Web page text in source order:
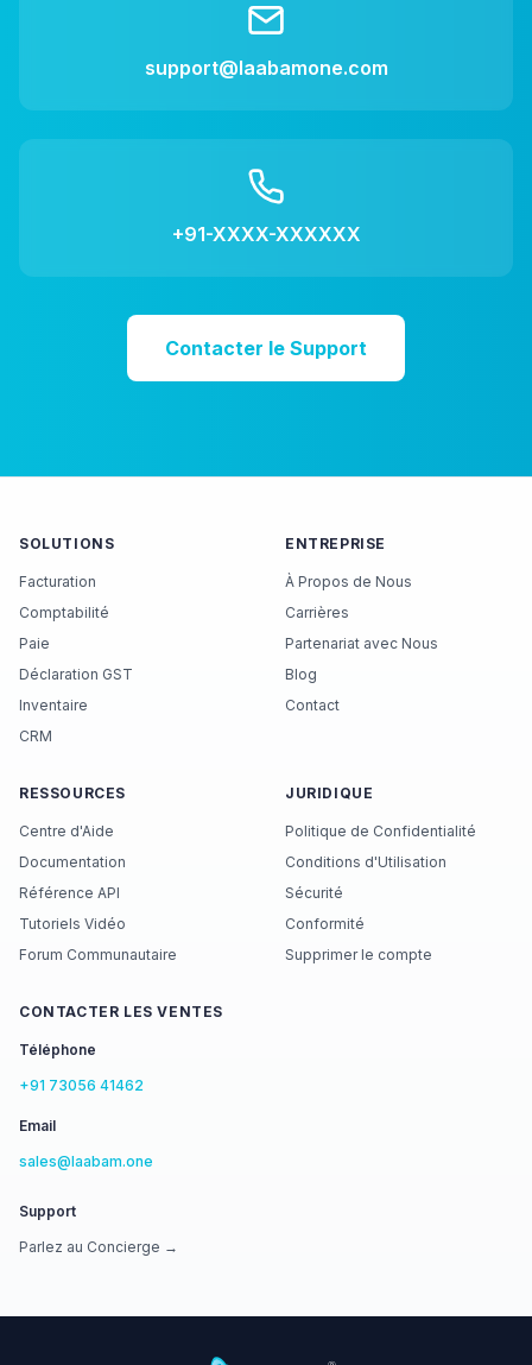
support@laabamone.com
+91-XXXX-XXXXXX
Contacter le Support
SOLUTIONS
Facturation
Comptabilité
Paie
Déclaration GST
Inventaire
CRM
ENTREPRISE
À Propos de Nous
Carrières
Partenariat avec Nous
Blog
Contact
RESSOURCES
Centre d'Aide
Documentation
Référence API
Tutoriels Vidéo
Forum Communautaire
JURIDIQUE
Politique de Confidentialité
Conditions d'Utilisation
Sécurité
Conformité
Supprimer le compte
CONTACTER LES VENTES
Téléphone
+91 73056 41462
Email
sales@laabam.one
Support
Parlez au Concierge →